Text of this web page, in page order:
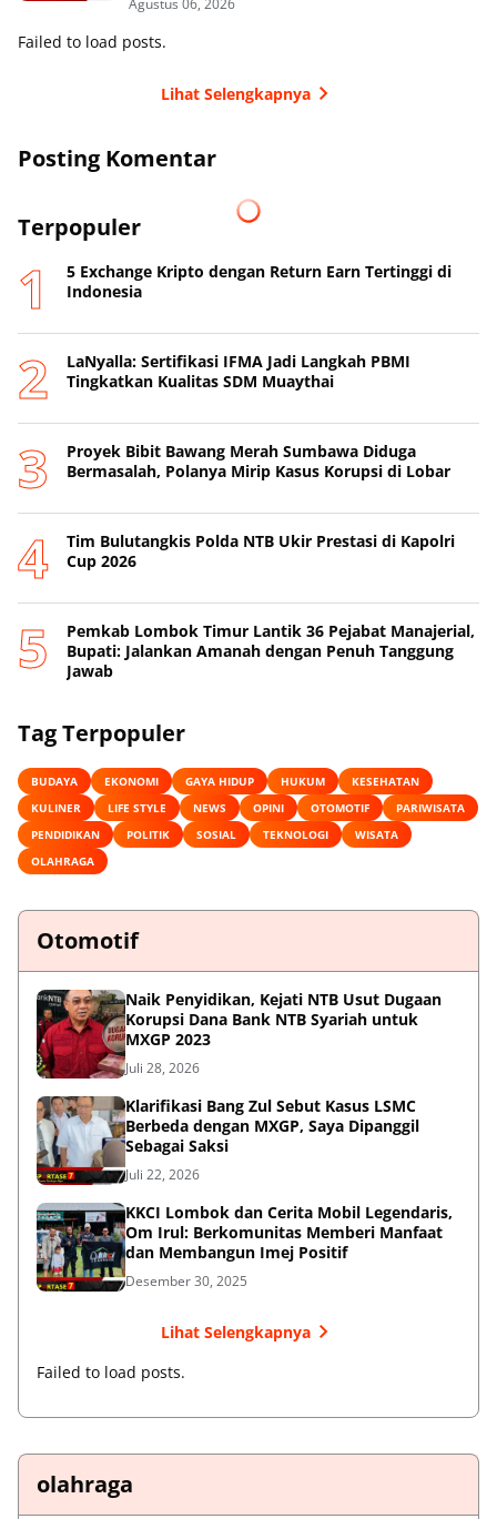
Agustus 06, 2026
Failed to load posts.
Lihat Selengkapnya
Posting Komentar
Terpopuler
5 Exchange Kripto dengan Return Earn Tertinggi di
Indonesia
LaNyalla: Sertifikasi IFMA Jadi Langkah PBMI
Tingkatkan Kualitas SDM Muaythai
Proyek Bibit Bawang Merah Sumbawa Diduga
Bermasalah, Polanya Mirip Kasus Korupsi di Lobar
Tim Bulutangkis Polda NTB Ukir Prestasi di Kapolri
Cup 2026
Pemkab Lombok Timur Lantik 36 Pejabat Manajerial,
Bupati: Jalankan Amanah dengan Penuh Tanggung
Jawab
Tag Terpopuler
BUDAYA EKONOMI GAYA HIDUP HUKUM
KESEHATAN
KULINER
LIFE STYLE NEWS OPINI OTOMOTIF
PARIWISATA
PENDIDIKAN
POLITIK SOSIAL TEKNOLOGI
WISATA
OLAHRAGA
Otomotif
Naik Penyidikan, Kejati NTB Usut Dugaan
Korupsi Dana Bank NTB Syariah untuk
MXGP 2023
Juli 28, 2026
Klarifikasi Bang Zul Sebut Kasus LSMC
Berbeda dengan MXGP, Saya Dipanggil
Sebagai Saksi
Juli 22, 2026
KKCI Lombok dan Cerita Mobil Legendaris,
Om Irul: Berkomunitas Memberi Manfaat
dan Membangun Imej Positif
Desember 30, 2025
Lihat Selengkapnya
Failed to load posts.
olahraga